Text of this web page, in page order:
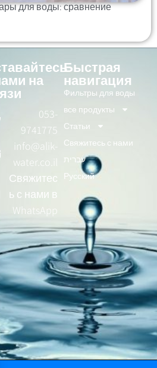
для воды: сравнение
Быстрая
навигация
Фильтры для воды
все продукты
Статьи
Свяжитесь с нами
עברית
Русский
на
053-
9741775
info@alik-
water.co.il
Свяжитес
ь с нами в
WhatsApp